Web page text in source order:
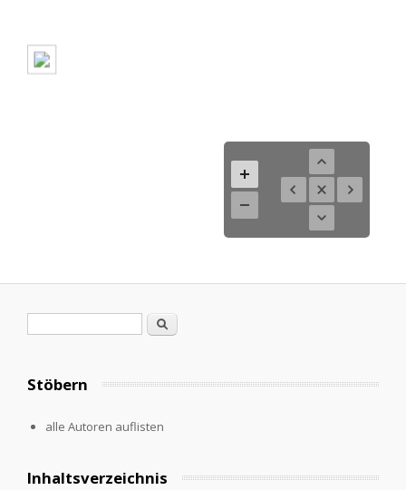
Suche
Stöbern
alle Autoren auflisten
Inhaltsverzeichnis